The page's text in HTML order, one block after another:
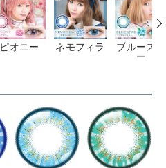
ピオニー ネモフィラ
ブルースタ
ー